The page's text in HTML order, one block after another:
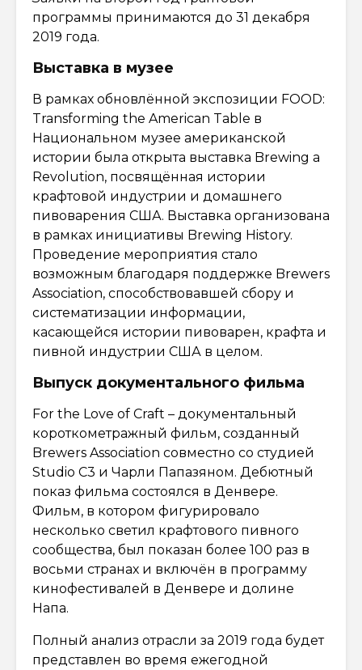
программы принимаются до 31 декабря
2019 года.
Выставка в музее
В рамках обновлённой экспозиции FOOD:
Transforming the American Table в
Национальном музее американской
истории была открыта выставка Brewing a
Revolution, посвящённая истории
крафтовой индустрии и домашнего
пивоварения США. Выставка организована
в рамках инициативы Brewing History.
Проведение мероприятия стало
возможным благодаря поддержке Brewers
Association, способствовавшей сбору и
систематизации информации,
касающейся истории пивоварен, крафта и
пивной индустрии США в целом.
Выпуск документального фильма
For the Love of Craft – документальный
короткометражный фильм, созданный
Brewers Association совместно со студией
Studio C3 и Чарли Папазяном. Дебютный
показ фильма состоялся в Денвере.
Фильм, в котором фигурировало
несколько светил крафтового пивного
сообщества, был показан более 100 раз в
восьми странах и включён в программу
кинофестивалей в Денвере и долине
Напа.
Полный анализ отрасли за 2019 года будет
представлен во время ежегодной